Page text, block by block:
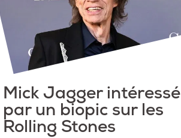
Mick Jagger intéressé
par un biopic sur les
Rolling Stones